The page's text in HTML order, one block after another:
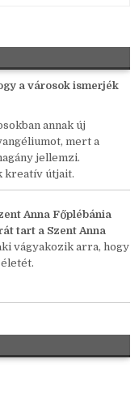
a városok ismerjék
annak új
mert a
jellemzi.
kreatív útjait.
Anna Főplébánia
tart a Szent Anna
vágyakozik arra, hogy